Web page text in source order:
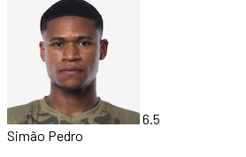
6.5
Simão Pedro